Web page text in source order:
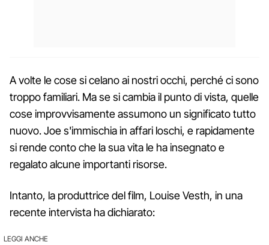
A volte le cose si celano ai nostri occhi, perché ci sono
troppo familiari. Ma se si cambia il punto di vista, quelle
cose improvvisamente assumono un significato tutto
nuovo. Joe s'immischia in affari loschi, e rapidamente
si rende conto che la sua vita le ha insegnato e
regalato alcune importanti risorse.
Intanto, la produttrice del film, Louise Vesth, in una
recente intervista ha dichiarato:
LEGGI ANCHE